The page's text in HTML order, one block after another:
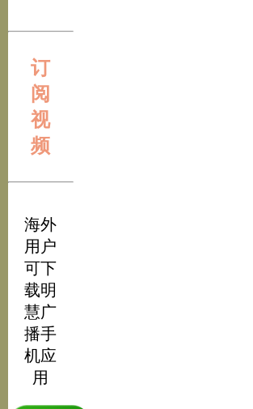
订
阅
视
频
海外
用户
可下
载明
慧广
播手
机应
用